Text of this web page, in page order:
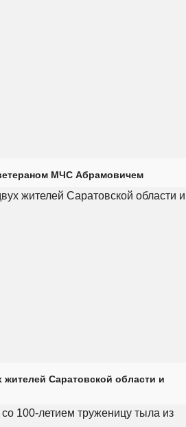
МЧС Абрамовичем
жителей Саратовской области и